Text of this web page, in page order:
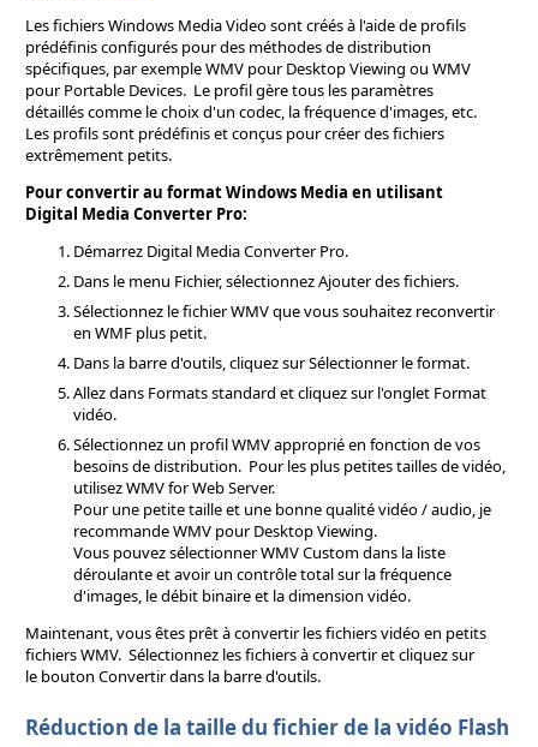
Les fichiers Windows Media Video sont créés à l'aide de profils
prédéfinis configurés pour des méthodes de distribution
spécifiques, par exemple WMV pour Desktop Viewing ou WMV
pour Portable Devices. Le profil gère tous les paramètres
détaillés comme le choix d'un codec, la fréquence d'images, etc.
Les profils sont prédéfinis et conçus pour créer des fichiers
extrêmement petits.
Pour convertir au format Windows Media en utilisant
Digital Media Converter Pro:
Démarrez Digital Media Converter Pro.
Dans le menu Fichier, sélectionnez Ajouter des fichiers.
Sélectionnez le fichier WMV que vous souhaitez reconvertir
en WMF plus petit.
Dans la barre d'outils, cliquez sur Sélectionner le format.
Allez dans Formats standard et cliquez sur l'onglet Format
vidéo.
Sélectionnez un profil WMV approprié en fonction de vos
besoins de distribution. Pour les plus petites tailles de vidéo,
utilisez WMV for Web Server.
Pour une petite taille et une bonne qualité vidéo / audio, je
recommande WMV pour Desktop Viewing.
Vous pouvez sélectionner WMV Custom dans la liste
déroulante et avoir un contrôle total sur la fréquence
d'images, le débit binaire et la dimension vidéo.
Maintenant, vous êtes prêt à convertir les fichiers vidéo en petits
fichiers WMV. Sélectionnez les fichiers à convertir et cliquez sur
le bouton Convertir dans la barre d'outils.
Réduction de la taille du fichier de la vidéo Flash